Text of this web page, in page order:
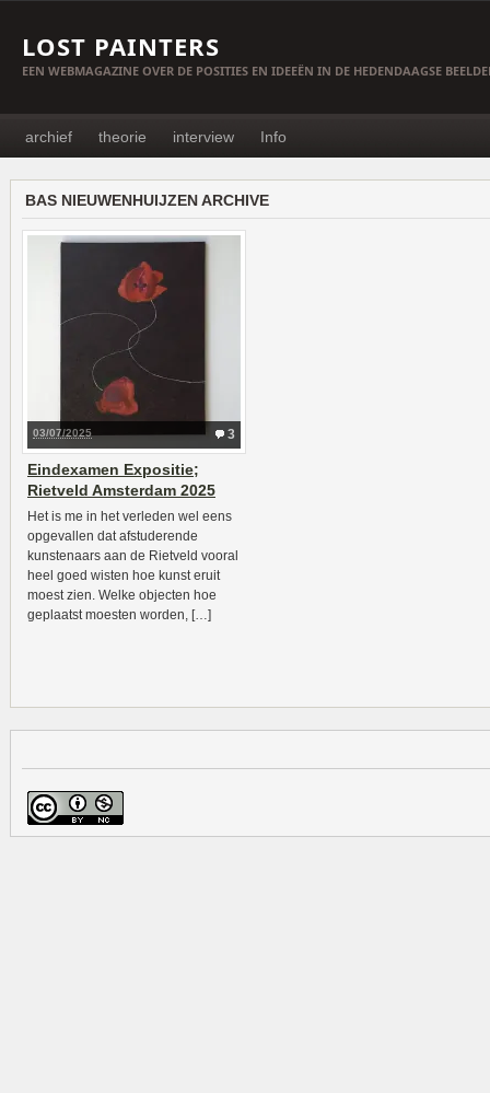
LOST PAINTERS
EEN WEBMAGAZINE OVER DE POSITIES EN IDEEËN IN DE HEDENDAAGSE
archief theorie interview Info
BAS NIEUWENHUIJZEN ARCHIVE
3
03/07/2025
Eindexamen Expositie;
Rietveld Amsterdam 2025
Het is me in het verleden wel eens
opgevallen dat afstuderende
kunstenaars aan de Rietveld vooral
heel goed wisten hoe kunst eruit
moest zien. Welke objecten hoe
geplaatst moesten worden, […]